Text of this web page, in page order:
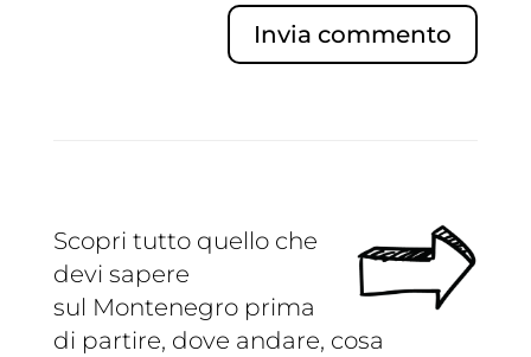
Invia commento
Scopri tutto quello che
devi sapere
sul Montenegro prima
di partire, dove andare, cosa